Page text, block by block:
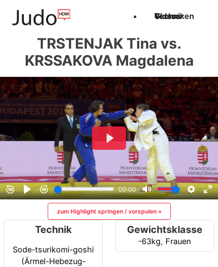
Techniken
Videos
Glossar
TRSTENJAK Tina vs.
KRSSAKOVA Magdalena
zum Highlight springen / vorspulen »
Technik
Sode-tsurikomi-goshi
(Ärmel-Hebezug-
Gewichtsklasse
-63kg, Frauen